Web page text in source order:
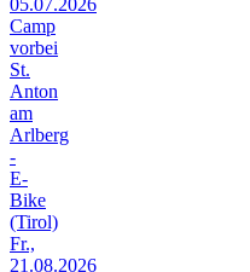
05.07.2026
Camp
vorbei
St.
Anton
am
Arlberg
-
E-
Bike
(Tirol)
Fr.,
21.08.2026